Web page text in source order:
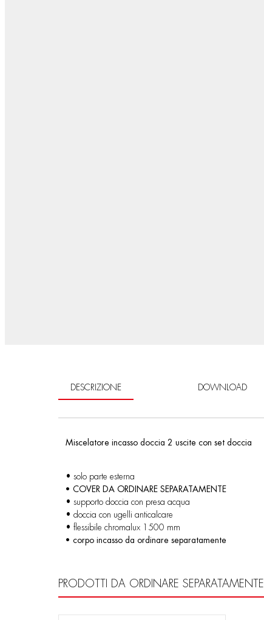
DESCRIZIONE DOWNLOAD
Miscelatore incasso doccia 2 uscite con set doccia
• solo parte esterna
• COVER DA ORDINARE SEPARATAMENTE
• supporto doccia con presa acqua
• doccia con ugelli anticalcare
• flessibile chromalux 1500 mm
• corpo incasso da ordinare separatamente
PRODOTTI DA ORDINARE SEPARATAMENTE